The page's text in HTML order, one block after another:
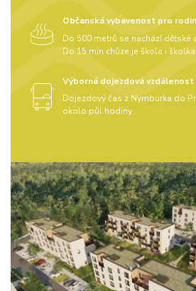
Občanská vybavenost pro
Do 500 metrů se nachází dětské
Do 15 min chůze je škola i školka
Výborná dojezdová
Dojezdový čas z Nymburka do
okolo půl hodiny